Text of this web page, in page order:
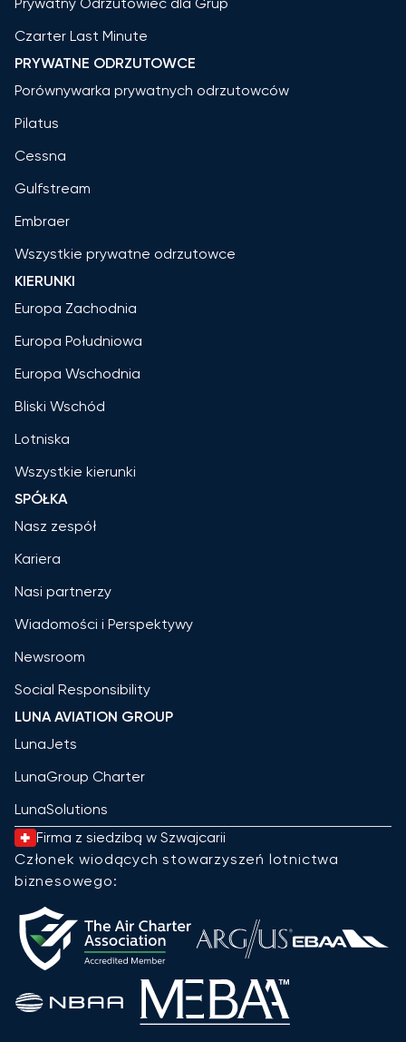
Czarter Last Minute
PRYWATNE ODRZUTOWCE
Porównywarka prywatnych odrzutowców
Pilatus
Cessna
Gulfstream
Embraer
Wszystkie prywatne odrzutowce
KIERUNKI
Europa Zachodnia
Europa Południowa
Europa Wschodnia
Bliski Wschód
Lotniska
Wszystkie kierunki
SPÓŁKA
Nasz zespół
Kariera
Nasi partnerzy
Wiadomości i Perspektywy
Newsroom
Social Responsibility
LUNA AVIATION GROUP
LunaJets
LunaGroup Charter
LunaSolutions
Firma z siedzibą w Szwajcarii
Członek wiodących stowarzyszeń lotnictwa
biznesowego: